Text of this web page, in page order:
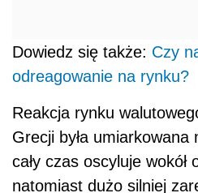
Dowiedz się także: Czy
odreagowanie na rynku?
Reakcja rynku
Grecji była
cały czas oscyluje wokół
natomiast dużo silniej